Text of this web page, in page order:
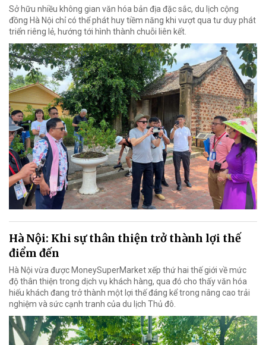
Sở hữu nhiều không gian văn hóa bản địa đặc sắc, du lịch cộng
đồng Hà Nội chỉ có thể phát huy tiềm năng khi vượt qua tư duy phát
triển riêng lẻ, hướng tới hình thành chuỗi liên kết.
Hà Nội: Khi sự thân thiện trở thành lợi thế
điểm đến
Hà Nội vừa được MoneySuperMarket xếp thứ hai thế giới về mức
độ thân thiện trong dịch vụ khách hàng, qua đó cho thấy văn hóa
hiếu khách đang trở thành một lợi thế đáng kể trong nâng cao trải
nghiệm và sức cạnh tranh của du lịch Thủ đô.